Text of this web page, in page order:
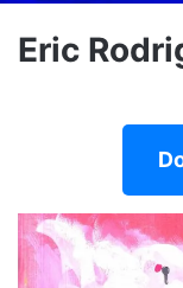
Eric